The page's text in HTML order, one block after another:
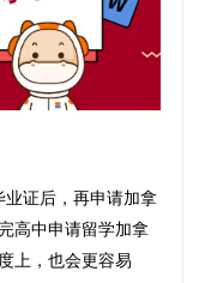
证后，再申请加拿
高中申请留学加拿
上，也会更容易